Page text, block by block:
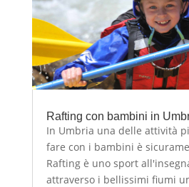
Rafting con bambini in
In Umbria una delle attività
fare con i bambini è
Rafting è uno sport
attraverso i bellissimi fiumi